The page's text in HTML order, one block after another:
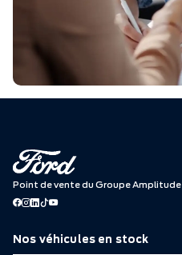
Point de vente du Groupe Amplitude
Nos véhicules en stock